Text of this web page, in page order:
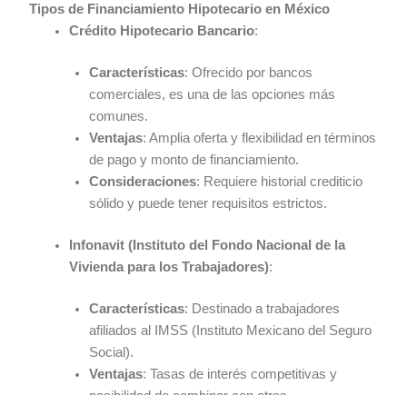
Tipos de Financiamiento Hipotecario en México
Crédito Hipotecario Bancario:
Características: Ofrecido por bancos
comerciales, es una de las opciones más
comunes.
Ventajas: Amplia oferta y flexibilidad en términos
de pago y monto de financiamiento.
Consideraciones: Requiere historial crediticio
sólido y puede tener requisitos estrictos.
Infonavit (Instituto del Fondo Nacional de la
Vivienda para los Trabajadores):
Características: Destinado a trabajadores
afiliados al IMSS (Instituto Mexicano del Seguro
Social).
Ventajas: Tasas de interés competitivas y